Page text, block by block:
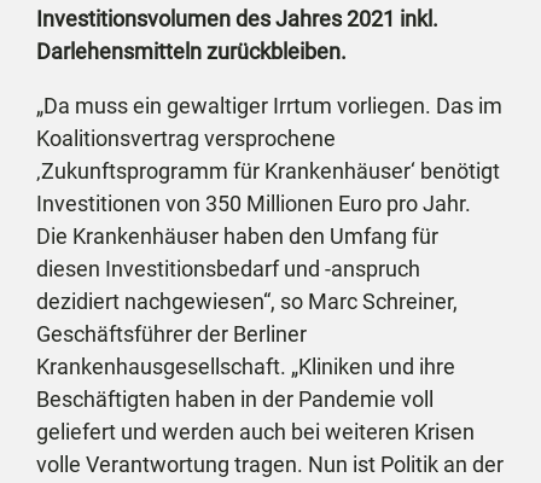
Investitionsvolumen des Jahres 2021 inkl.
Darlehensmitteln zurückbleiben.
„Da muss ein gewaltiger Irrtum vorliegen. Das im
Koalitionsvertrag versprochene
‚Zukunftsprogramm für Krankenhäuser‘ benötigt
Investitionen von 350 Millionen Euro pro Jahr.
Die Krankenhäuser haben den Umfang für
diesen Investitionsbedarf und -anspruch
dezidiert nachgewiesen“, so Marc Schreiner,
Geschäftsführer der Berliner
Krankenhausgesellschaft. „Kliniken und ihre
Beschäftigten haben in der Pandemie voll
geliefert und werden auch bei weiteren Krisen
volle Verantwortung tragen. Nun ist Politik an der